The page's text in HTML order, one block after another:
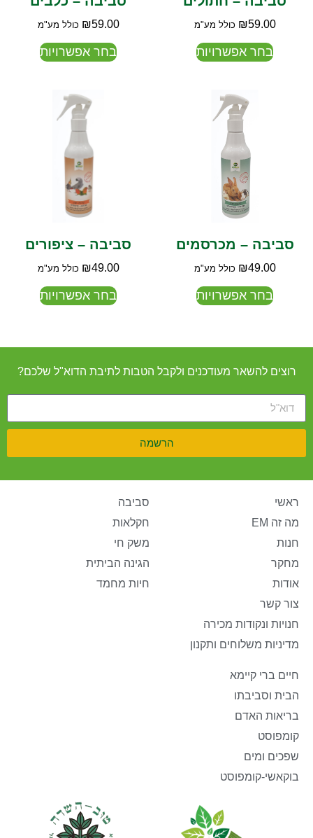
₪59.00 כולל מע"מ
בחר אפשרויות
₪59.00 כולל מע"מ
בחר אפשרויות
סביבה – מכרסמים
₪49.00 כולל מע"מ
בחר אפשרויות
סביבה – ציפורים
₪49.00 כולל מע"מ
בחר אפשרויות
רוצים להשאר מעודכנים ולקבל הטבות לתיבת הדוא"ל שלכם?
הרשמה
ראשי
מה זה EM
חנות
מחקר
אודות
צור קשר
חנויות ונקודות מכירה
מדיניות משלוחים ותקנון
סביבה
חקלאות
משק חי
הגינה הביתית
חיות מחמד
חיים ברי קיימא
הבית וסביבתו
בריאות האדם
קומפוסט
שפכים ומים
בוקאשי-קומפוסט